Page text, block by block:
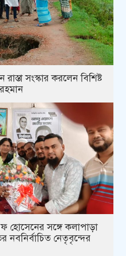
সংস্কার করলেন বিশিষ্ট
হোসেনের সঙ্গে কলাপাড়া
নবনির্বাচিত নেতৃবৃন্দের